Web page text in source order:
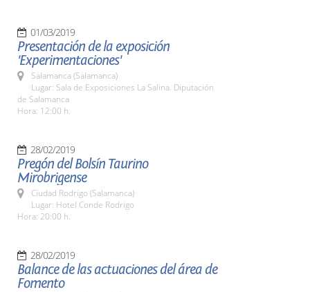
01/03/2019
Presentación de la exposición
'Experimentaciones'
Salamanca (Salamanca)
Lugar: Sala de Exposiciones La Salina. Diputación
de Salamanca
Hora: 12:00 h.
28/02/2019
Pregón del Bolsín Taurino
Mirobrigense
Ciudad Rodrigo (Salamanca)
Lugar: Hotel Conde Rodrigo
Hora: 20:00 h.
28/02/2019
Balance de las actuaciones del área de
Fomento